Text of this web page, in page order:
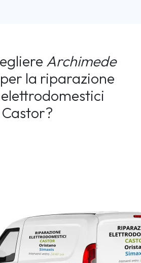
Archimede
la riparazione
Castor?